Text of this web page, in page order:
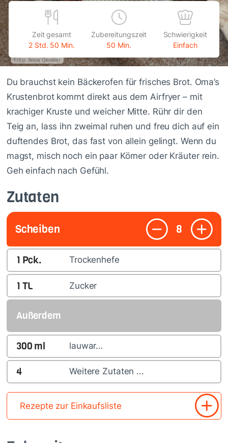
Foto: Anna Gieseler
Zeit gesamt
2 Std. 50 Min.
Zubereitungszeit
50 Min.
Schwierigkeit
Einfach
Du brauchst kein Bäckerofen für frisches Brot. Oma’s
Krustenbrot kommt direkt aus dem Airfryer – mit
krachiger Kruste und weicher Mitte. Rühr dir den
Teig an, lass ihn zweimal ruhen und freu dich auf ein
duftendes Brot, das fast von allein gelingt. Wenn du
magst, misch noch ein paar Körner oder Kräuter rein.
Geh einfach nach Gefühl.
Zutaten
Scheiben 8
1 Pck. Trockenhefe
1 TL Zucker
Außerdem
300 ml lauwar…
4 Weitere Zutaten ...
Rezepte zur Einkaufsliste